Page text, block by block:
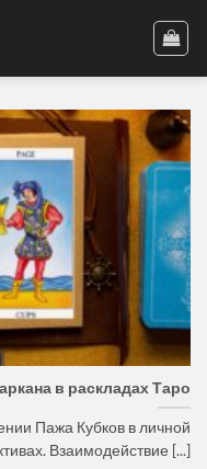
в раскладах Таро
Пажа Кубков в личной
Взаимодействие [...]